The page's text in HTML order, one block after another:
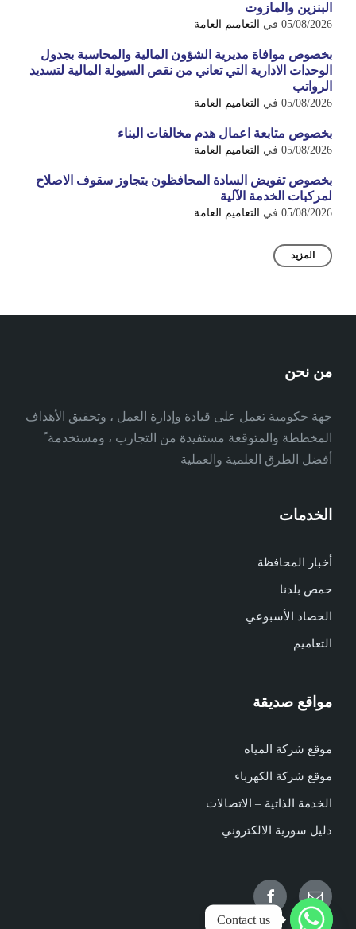
البنزين والمازوت
05/08/2026 في التعاميم العامة
بخصوص موافاة مديرية الشؤون المالية والمحاسبة بجدول
الوحدات الادارية التي تعاني من نقص السيولة المالية لتسديد
الرواتب
05/08/2026 في التعاميم العامة
بخصوص متابعة اعمال هدم مخالفات البناء
05/08/2026 في التعاميم العامة
بخصوص تفويض السادة المحافظون بتجاوز سقوف الاصلاح
لمركبات الخدمة الآلية
05/08/2026 في التعاميم العامة
المزيد
من نحن
جهة حكومية تعمل على قيادة وإدارة العمل ، وتحقيق الأهداف
المخططة والمتوقعة مستفيدة من التجارب ، ومستخدمة ً
أفضل الطرق العلمية والعملية
الخدمات
أخبار المحافظة
حمص بلدنا
الحصاد الأسبوعي
التعاميم
مواقع صديقة
موقع شركة المياه
موقع شركة الكهرباء
الخدمة الذاتية – الاتصالات
دليل سورية الالكتروني
Email
Facebook
Contact us